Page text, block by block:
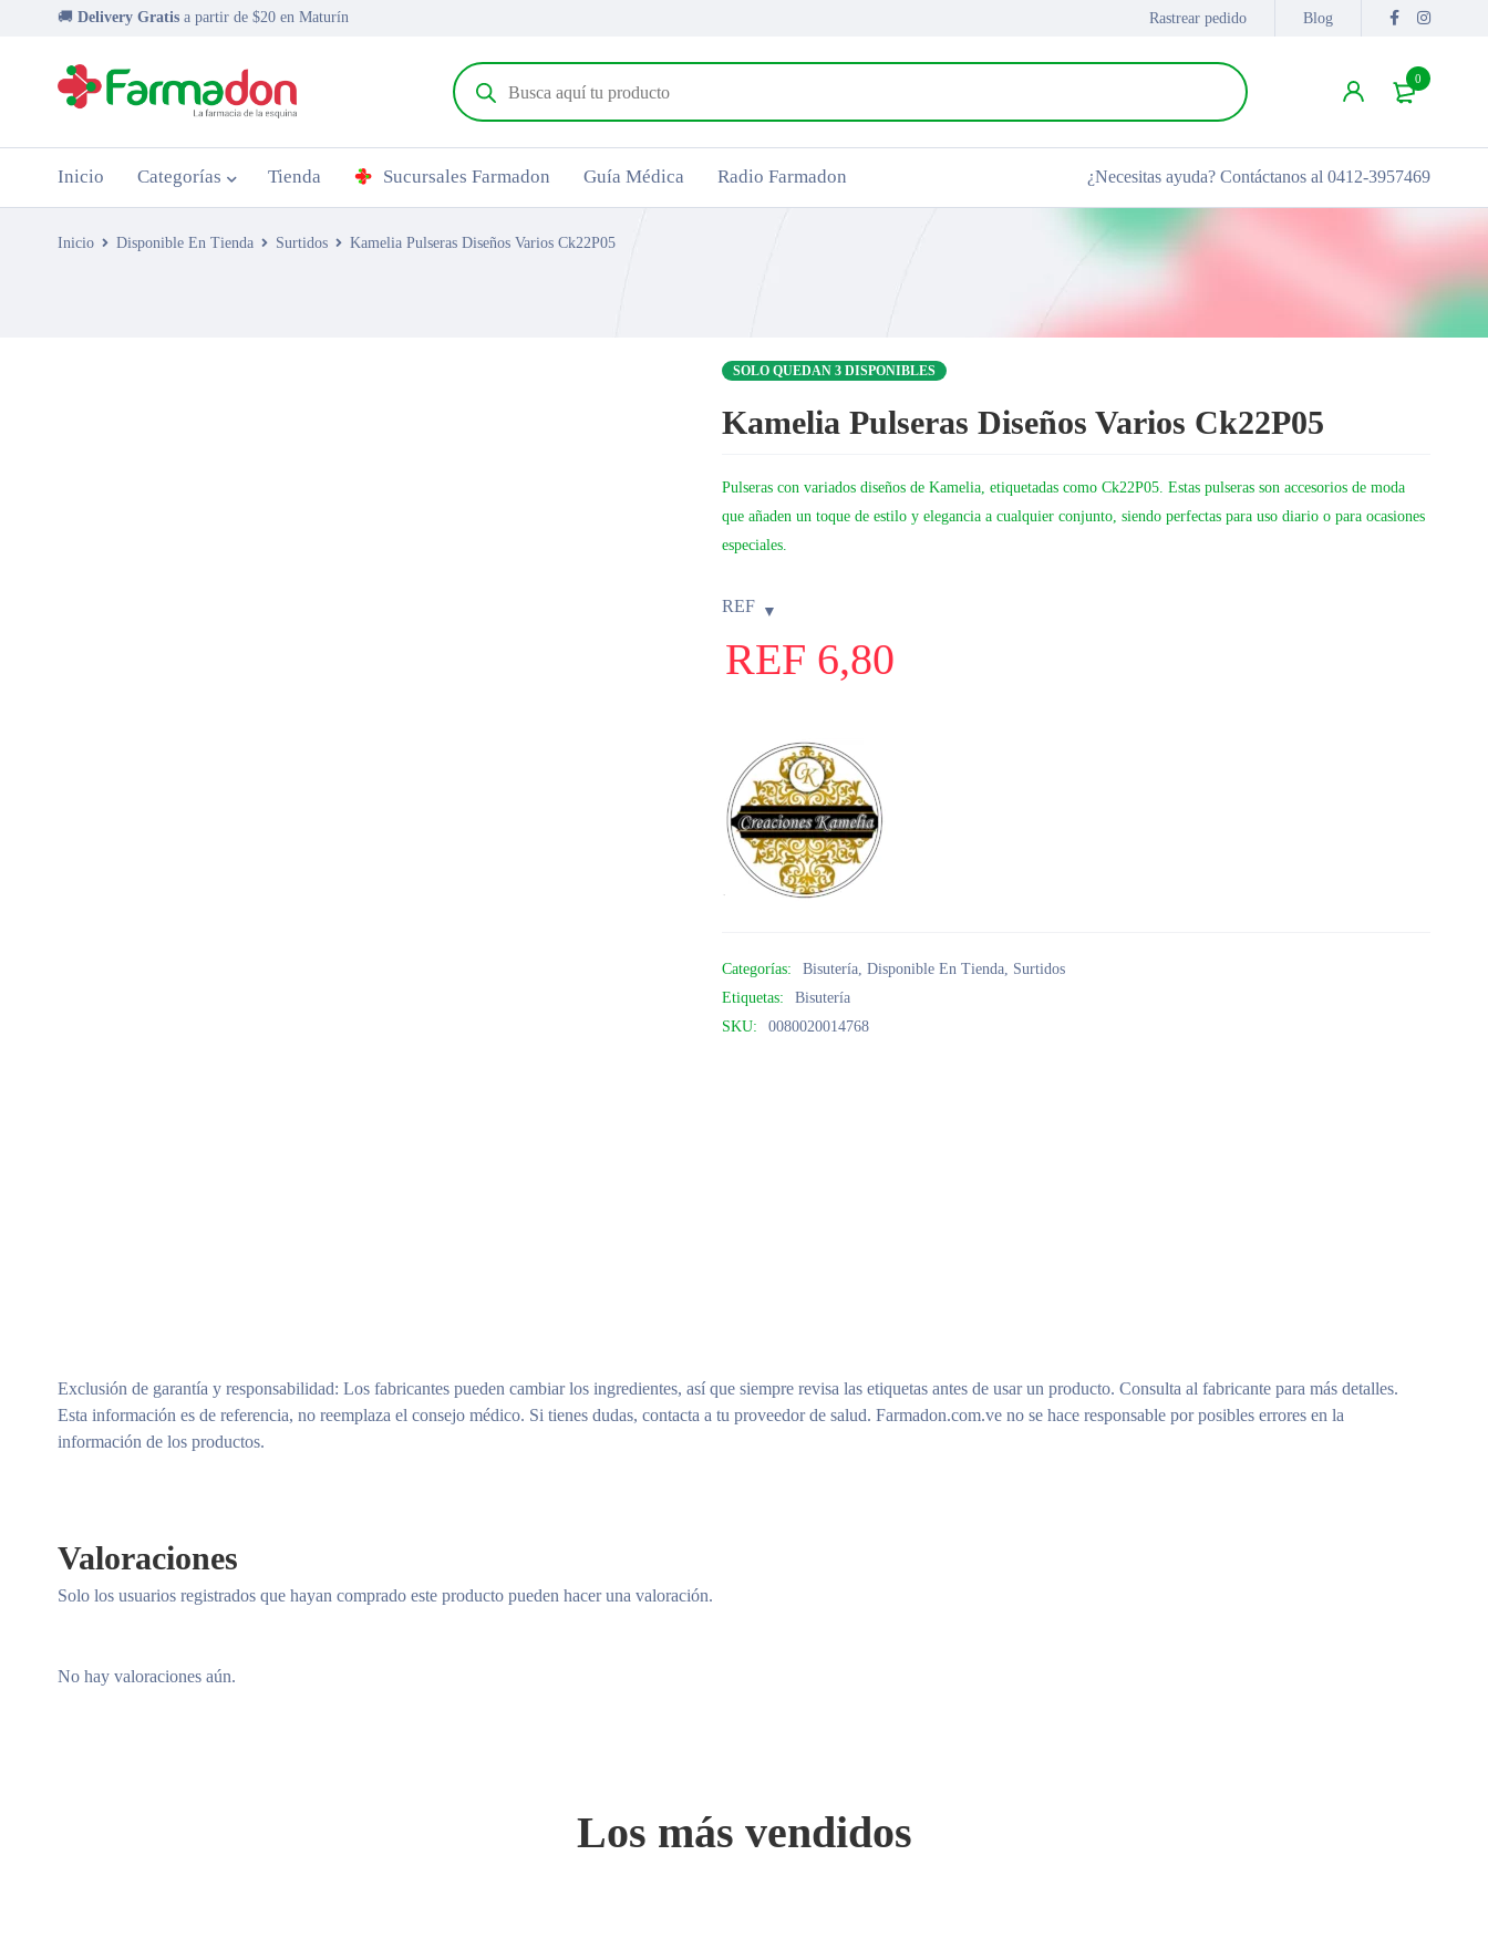
🚚 Delivery Gratis a partir de $20 en Maturín Rastrear pedido Blog
0
Inicio Categorías Tienda Sucursales Farmadon Guía Médica Radio Farmadon ¿Necesitas ayuda? Contáctanos al 0412-3957469
Inicio Disponible En Tienda Surtidos Kamelia Pulseras Diseños Varios Ck22P05
SOLO QUEDAN 3 DISPONIBLES
Kamelia Pulseras Diseños Varios Ck22P05
Pulseras con variados diseños de Kamelia, etiquetadas como Ck22P05. Estas pulseras son accesorios de moda
que añaden un toque de estilo y elegancia a cualquier conjunto, siendo perfectas para uso diario o para ocasiones
especiales.
REF
REF 6,80
Categorías: Bisutería,Disponible En Tienda, Surtidos
Etiquetas:
Bisutería
SKU:
0080020014768
Exclusión de garantía y responsabilidad: Los fabricantes pueden cambiar los ingredientes, así que siempre revisa las etiquetas antes de usar un producto. Consulta al fabricante para más detalles.
Esta información es de referencia, no reemplaza el consejo médico. Si tienes dudas, contacta a tu proveedor de salud. Farmadon.com.ve no se hace responsable por posibles errores en la
información de los productos.
Valoraciones
No hay valoraciones aún.
Solo los usuarios registrados que hayan comprado este producto pueden hacer una valoración.
Los más vendidos